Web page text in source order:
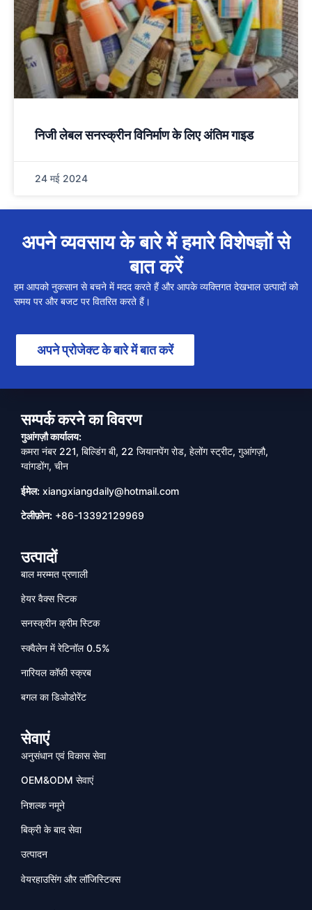
निजी लेबल सनस्क्रीन विनिर्माण के लिए अंतिम गाइड
24 मई 2024
अपने व्यवसाय के बारे में हमारे विशेषज्ञों से
बात करें
हम आपको नुकसान से बचने में मदद करते हैं और आपके व्यक्तिगत देखभाल उत्पादों को
समय पर और बजट पर वितरित करते हैं।
अपने प्रोजेक्ट के बारे में बात करें
सम्पर्क करने का विवरण
गुआंगज़ौ कार्यालय:
कमरा नंबर 221, बिल्डिंग बी, 22 जियानपेंग रोड, हेलोंग स्ट्रीट, गुआंगज़ौ,
ग्वांगडोंग, चीन
ईमेल: xiangxiangdaily@hotmail.com
टेलीफ़ोन: +86-13392129969
उत्पादों
बाल मरम्मत प्रणाली
हेयर वैक्स स्टिक
सनस्क्रीन क्रीम स्टिक
स्क्वैलेन में रेटिनॉल 0.5%
नारियल कॉफी स्क्रब
बगल का डिओडोरेंट
सेवाएं
अनुसंधान एवं विकास सेवा
OEM&ODM सेवाएं
निशल्क नमूने
बिक्री के बाद सेवा
उत्पादन
वेयरहाउसिंग और लॉजिस्टिक्स